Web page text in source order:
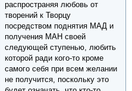
распространяя любовь от
творений к Творцу
посредством поднятия МАД и
получения МАН своей
следующей ступенью, любить
которой ради кого-то кроме
самого себя при всем желании
не получится, поскольку это